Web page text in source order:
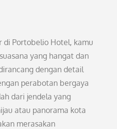
di Portobelio Hotel, kamu
yang hangat dan
dengan detail
perabotan bergaya
dari jendela yang
atau panorama kota
merasakan